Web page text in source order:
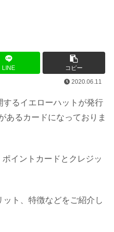
LINE
コピー
2020.06.11
るイエローハットが発行
あるカードになっておりま
イントカードとクレジッ
ト、特徴などをご紹介し